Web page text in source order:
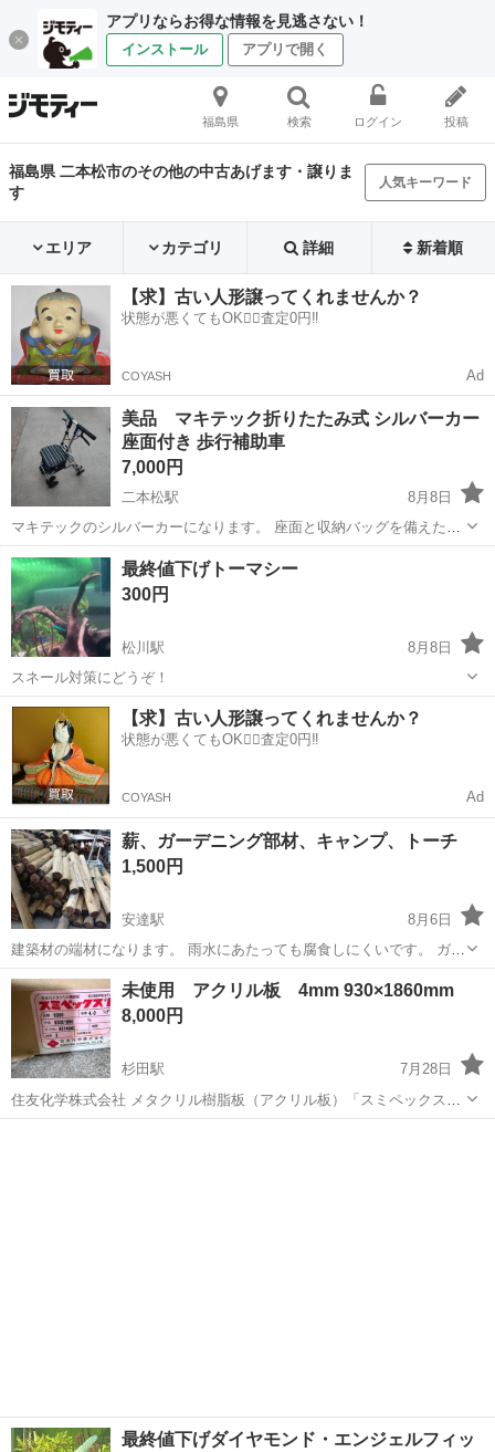
アプリならお得な情報を見逃さない！
インストール アプリで開く
福島県 検索 ログイン 投稿
福島県 二本松市のその他の中古あげます・譲りま
す
人気キーワード
エリア カテゴリ 詳細 新着順
【求】古い人形譲ってくれませんか？
状態が悪くてもOK🙆‍♀️査定0円‼️
COYASH Ad
美品 マキテック折りたたみ式 シルバーカー
座面付き 歩行補助車
7,000円
二本松駅
8月8日
マキテックのシルバーカーになります。 座面と収納バッグを備えた、
コンパクトに折りたたみ可能な歩行補助用シルバーカーです。 - タイ
プ: シルバーカー - 機能: 折りたたみ式 - 座面: あり - 収納: バッグ付き
-...
福島 二本松市 二本松駅
最終値下げトーマシー
300円
松川駅
8月8日
スネール対策にどうぞ！
福島 二本松市 松川駅 その他
【求】古い人形譲ってくれませんか？
状態が悪くてもOK🙆‍♀️査定0円‼️
COYASH Ad
薪、ガーデニング部材、キャンプ、トーチ
1,500円
安達駅
8月6日
建築材の端材になります。 雨水にあたっても腐食しにくいです。 ガー
デニングの部材DIY、日曜大工、薪等、用途は貴方次第、無限大で
す… 特に、薪風呂、銭湯などの燃料にされている方最適です。 サイ
ズ径が140x長さ400〜6...
福島 二本松市 安達駅 その他
未使用 アクリル板 4mm 930×1860mm
8,000円
杉田駅
7月28日
住友化学株式会社 メタクリル樹脂板（アクリル板）「スミペックス
®E」です。 未使用品で現在8枚あります。（投稿時）
最終値下げダイヤモンド・エンジェルフィッ